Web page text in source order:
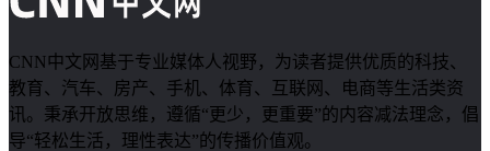
CNN中文网基于专业媒体人视野，为读者提供优质的科技、
教育、汽车、房产、手机、体育、互联网、电商等生活类资
讯。秉承开放思维，遵循“更少，更重要”的内容减法理念，倡
导“轻松生活，理性表达”的传播价值观。